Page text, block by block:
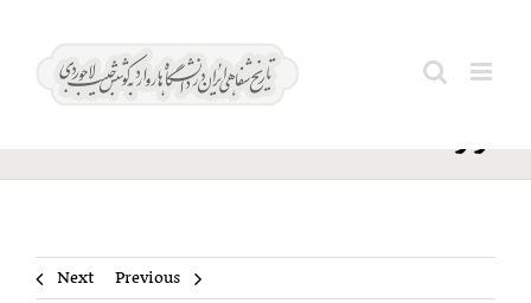
باهری،
نوار ۱۵
Previous
Next